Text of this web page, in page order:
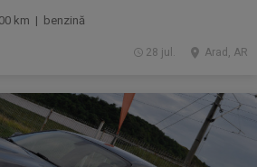
km | benzină
Arad, AR
28 jul.